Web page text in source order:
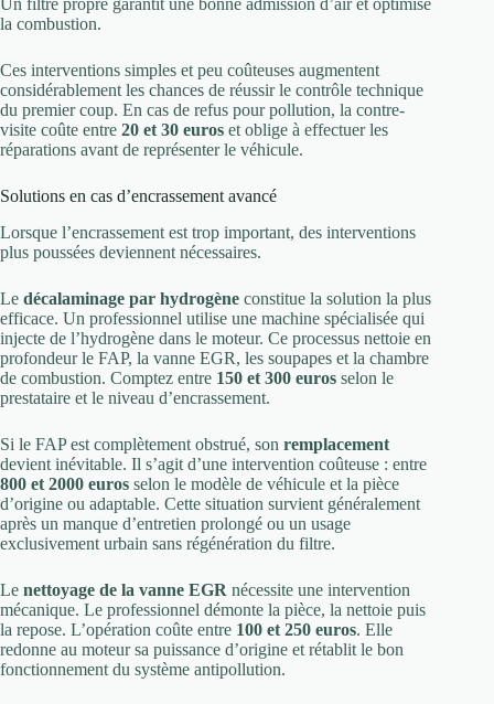
la combustion.
Ces interventions simples et peu coûteuses augmentent
considérablement les chances de réussir le contrôle technique
du premier coup. En cas de refus pour pollution, la contre-
visite coûte entre 20 et 30 euros et oblige à effectuer les
réparations avant de représenter le véhicule.
Solutions en cas d’encrassement avancé
Lorsque l’encrassement est trop important, des interventions
plus poussées deviennent nécessaires.
Le décalaminage par hydrogène constitue la solution la plus
efficace. Un professionnel utilise une machine spécialisée qui
injecte de l’hydrogène dans le moteur. Ce processus nettoie en
profondeur le FAP, la vanne EGR, les soupapes et la chambre
de combustion. Comptez entre 150 et 300 euros selon le
prestataire et le niveau d’encrassement.
Si le FAP est complètement obstrué, son remplacement
devient inévitable. Il s’agit d’une intervention coûteuse : entre
800 et 2000 euros selon le modèle de véhicule et la pièce
d’origine ou adaptable. Cette situation survient généralement
après un manque d’entretien prolongé ou un usage
exclusivement urbain sans régénération du filtre.
Le nettoyage de la vanne EGR nécessite une intervention
mécanique. Le professionnel démonte la pièce, la nettoie puis
la repose. L’opération coûte entre 100 et 250 euros. Elle
redonne au moteur sa puissance d’origine et rétablit le bon
fonctionnement du système antipollution.